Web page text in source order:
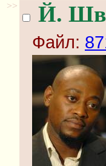
>> Й.
Файл: